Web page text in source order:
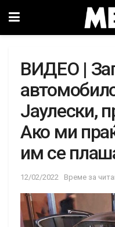
ВИДЕО |
Јаулески,
Ако ми
им се
12/02/2022 Време за